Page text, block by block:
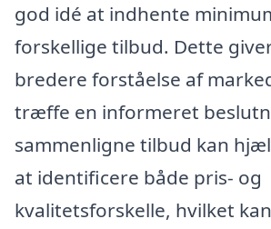
god idé at indhente
forskellige tilbud. Dette
bredere forståelse af
træffe en informeret
sammenligne tilbud kan
at identificere både pris- og
kvalitetsforskelle, hvilket